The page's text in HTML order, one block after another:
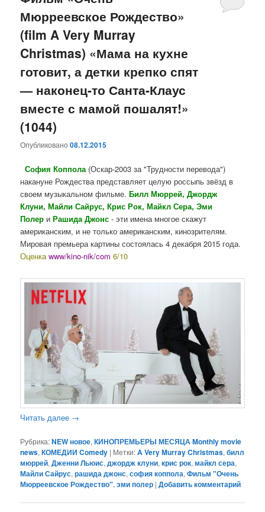
Мюрреевское Рождество»
(film A Very Murray
Christmas) «Мама на кухне
готовит, а детки крепко спят
— наконец-то Санта-Клаус
вместе с мамой пошалят!»
(1044)
Опубликовано08.12.2015
София Коппола (Оскар-2003 за "Трудности перевода")
накануне Рождества представляет целую россыпь звёзд в
своем музыкальном фильме.Билл Мюррей, Джордж
Клуни, Майли Сайрус, Крис Рок, Майкл Сера, Эми
Полер иРашида Джонс - эти имена многое скажут
американским, и не только американским, кинозрителям.
Мировая премьера картины состоялась 4 декабря 2015 года.
Оценкаwww/kino-nik/com 6/10
Читать далее →
Рубрика:NEW новое,КИНОПРЕМЬЕРЫ МЕСЯЦА Monthly movie
news,КОМЕДИИ Comedy | Метки:A Very Murray Christmas,билл
мюррей,Дженни Льюис,джордж клуни,крис рок,майкл сера,
Майли Сайрус,рашида джонс,софия коппола,Фильм "Очень
Мюрреевское Рождество",эми полер |Добавить комментарий